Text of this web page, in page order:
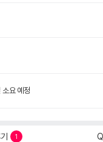
요 예정
1